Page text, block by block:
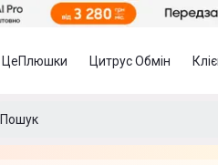
ЦеПлюшки Цитрус Обмін